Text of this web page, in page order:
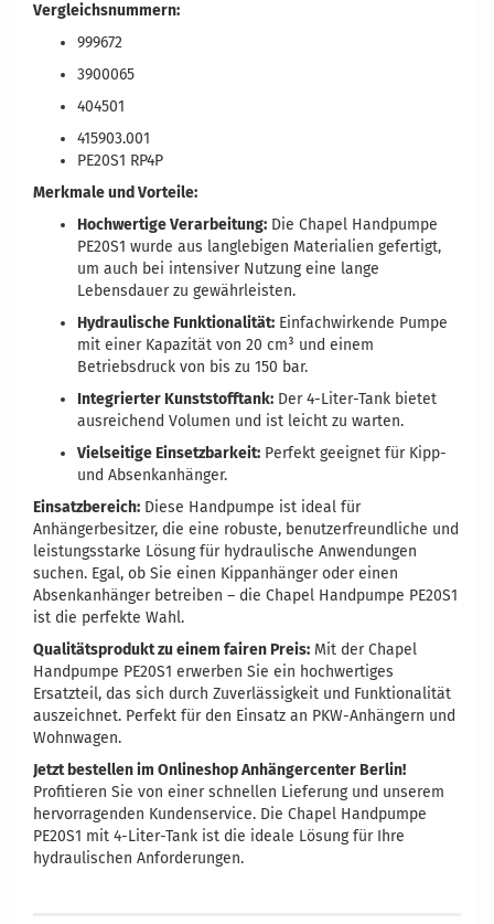
Vergleichsnummern:
999672
3900065
404501
415903.001
PE20S1 RP4P
Merkmale und Vorteile:
Hochwertige Verarbeitung: Die Chapel Handpumpe
PE20S1 wurde aus langlebigen Materialien gefertigt,
um auch bei intensiver Nutzung eine lange
Lebensdauer zu gewährleisten.
Hydraulische Funktionalität: Einfachwirkende Pumpe
mit einer Kapazität von 20 cm³ und einem
Betriebsdruck von bis zu 150 bar.
Integrierter Kunststofftank: Der 4-Liter-Tank bietet
ausreichend Volumen und ist leicht zu warten.
Vielseitige Einsetzbarkeit: Perfekt geeignet für Kipp-
und Absenkanhänger.
Einsatzbereich: Diese Handpumpe ist ideal für
Anhängerbesitzer, die eine robuste, benutzerfreundliche und
leistungsstarke Lösung für hydraulische Anwendungen
suchen. Egal, ob Sie einen Kippanhänger oder einen
Absenkanhänger betreiben – die Chapel Handpumpe PE20S1
ist die perfekte Wahl.
Qualitätsprodukt zu einem fairen Preis: Mit der Chapel
Handpumpe PE20S1 erwerben Sie ein hochwertiges
Ersatzteil, das sich durch Zuverlässigkeit und Funktionalität
auszeichnet. Perfekt für den Einsatz an PKW-Anhängern und
Wohnwagen.
Jetzt bestellen im Onlineshop Anhängercenter Berlin!
Profitieren Sie von einer schnellen Lieferung und unserem
hervorragenden Kundenservice. Die Chapel Handpumpe
PE20S1 mit 4-Liter-Tank ist die ideale Lösung für Ihre
hydraulischen Anforderungen.